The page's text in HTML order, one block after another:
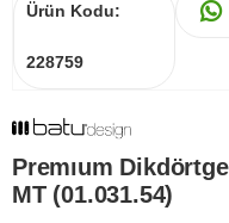
Ürün Kodu:
228759
Premıum
MT (01.031.54)